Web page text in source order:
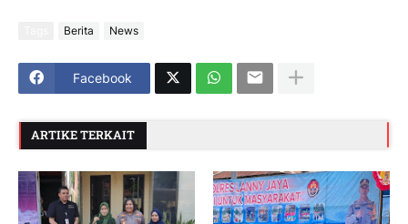
Berita News
Facebook
ARTIKE TERKAIT